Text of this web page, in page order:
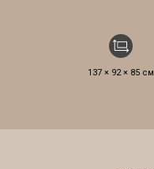
137 × 92 × 85 см